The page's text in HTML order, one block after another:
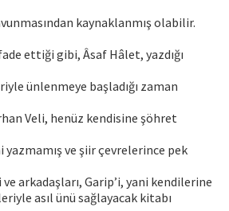
kaynaklanmış olabilir.
ettiği gibi, Âsaf Hâlet, yazdığı
ünlenmeye başladığı zaman
Veli, henüz kendisine şöhret
ve şiir çevrelerince pek
ve arkadaşları, Garip’i, yani kendilerine
asıl ünü sağlayacak kitabı